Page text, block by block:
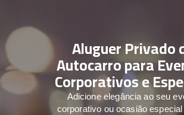
Aluguer Privado
Autocarro para
Corporativos e
Adicione elegância ao seu
corporativo ou ocasião